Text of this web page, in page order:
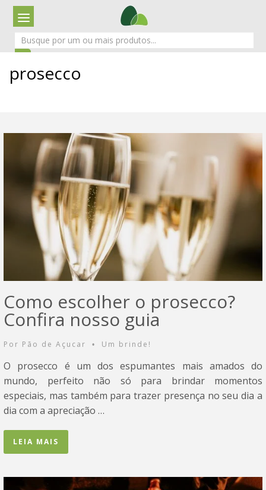
prosecco
Como escolher o prosecco?
Confira nosso guia
Por Pão de Açucar • Um brinde!
O prosecco é um dos espumantes mais amados do
mundo, perfeito não só para brindar momentos
especiais, mas também para trazer presença no seu dia a
dia com a apreciação …
LEIA MAIS